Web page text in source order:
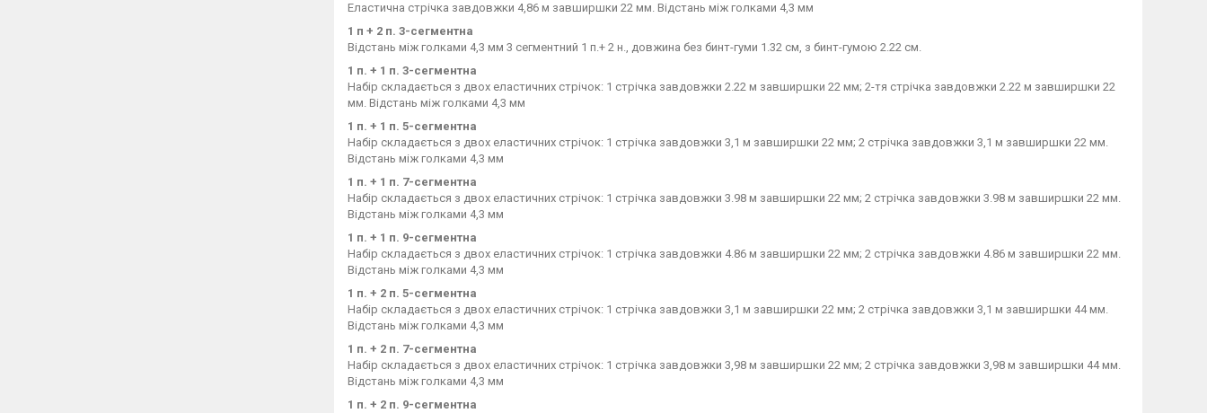
Еластична стрічка завдовжки 4,86 м завширшки 22 мм. Відстань між голками 4,3 мм
1 п + 2 п. 3-сегментна
Відстань між голками 4,3 мм 3 сегментний 1 п.+ 2 н., довжина без бинт-гуми 1.32 см, з бинт-гумою 2.22 см.
1 п. + 1 п. 3-сегментна
Набір складається з двох еластичних стрічок: 1 стрічка завдовжки 2.22 м завширшки 22 мм; 2-тя стрічка завдовжки 2.22 м завширшки 22
мм. Відстань між голками 4,3 мм
1 п. + 1 п. 5-сегментна
Набір складається з двох еластичних стрічок: 1 стрічка завдовжки 3,1 м завширшки 22 мм; 2 стрічка завдовжки 3,1 м завширшки 22 мм.
Відстань між голками 4,3 мм
1 п. + 1 п. 7-сегментна
Набір складається з двох еластичних стрічок: 1 стрічка завдовжки 3.98 м завширшки 22 мм; 2 стрічка завдовжки 3.98 м завширшки 22 мм.
Відстань між голками 4,3 мм
1 п. + 1 п. 9-сегментна
Набір складається з двох еластичних стрічок: 1 стрічка завдовжки 4.86 м завширшки 22 мм; 2 стрічка завдовжки 4.86 м завширшки 22 мм.
Відстань між голками 4,3 мм
1 п. + 2 п. 5-сегментна
Набір складається з двох еластичних стрічок: 1 стрічка завдовжки 3,1 м завширшки 22 мм; 2 стрічка завдовжки 3,1 м завширшки 44 мм.
Відстань між голками 4,3 мм
1 п. + 2 п. 7-сегментна
Набір складається з двох еластичних стрічок: 1 стрічка завдовжки 3,98 м завширшки 22 мм; 2 стрічка завдовжки 3,98 м завширшки 44 мм.
Відстань між голками 4,3 мм
1 п. + 2 п. 9-сегментна